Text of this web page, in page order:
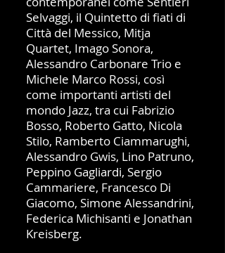
Selvaggi, il Quintetto di fiati di
Città del Messico, Mitja
Quartet, Imago Sonora,
Alessandro Carbonare Trio e
Michele Marco Rossi, così
come importanti artisti del
mondo Jazz, tra cui Fabrizio
Bosso, Roberto Gatto, Nicola
Stilo, Ramberto Ciammarughi,
Alessandro Gwis, Lino Patruno,
Peppino Gagliardi, Sergio
Cammariere, Francesco Di
Giacomo, Simone Alessandrini,
Federica Michisanti e Jonathan
Kreisberg.